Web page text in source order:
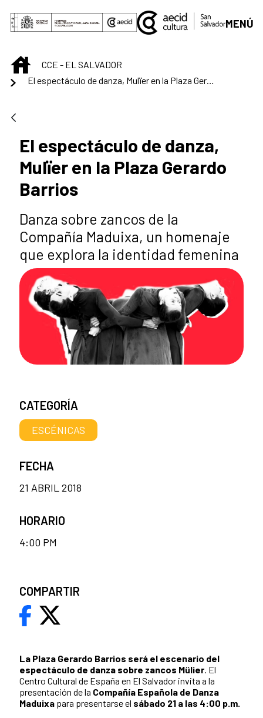
Saltar al contenido principal
MENÚ
INICIOCCE - EL SALVADOR
El espectáculo de danza, Mulïer en la Plaza Gerardo Barrios
El espectáculo de danza,
Mulïer en la Plaza Gerardo
Barrios
Danza sobre zancos de la
Compañía Maduixa, un homenaje
que explora la identidad femenina
La Plaza Gerardo Barrios será el escenario del
espectáculo de danza sobre zancos Mülier. El
Centro Cultural de España en El Salvador invita a la
presentación de la Compañía Española de Danza
Maduixa para presentarse el sábado 21 a las 4:00 p.m.
CATEGORÍA
ESCÉNICAS
FECHA
21 ABRIL 2018
HORARIO
4:00 PM
COMPARTIR